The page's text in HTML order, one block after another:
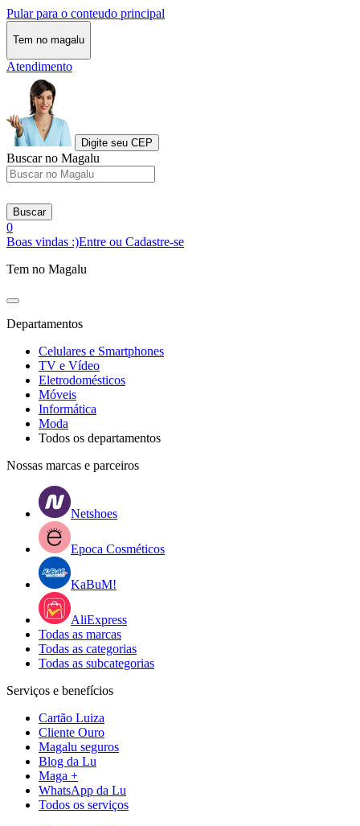
Pular para o conteudo principal
Tem no magalu
Atendimento
Digite seu CEP
Buscar no Magalu
Buscar
0
Boas vindas :)Entre ou Cadastre-se
Tem no Magalu
Departamentos
Celulares e Smartphones
TV e Vídeo
Eletrodomésticos
Móveis
Informática
Moda
Todos os departamentos
Nossas marcas e parceiros
Netshoes
Epoca Cosméticos
KaBuM!
AliExpress
Todas as marcas
Todas as categorias
Todas as subcategorias
Serviços e benefícios
Cartão Luiza
Cliente Ouro
Magalu seguros
Blog da Lu
Maga +
WhatsApp da Lu
Todos os serviços